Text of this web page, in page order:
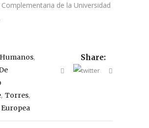
de la Universidad
,
, Torres,
Share: